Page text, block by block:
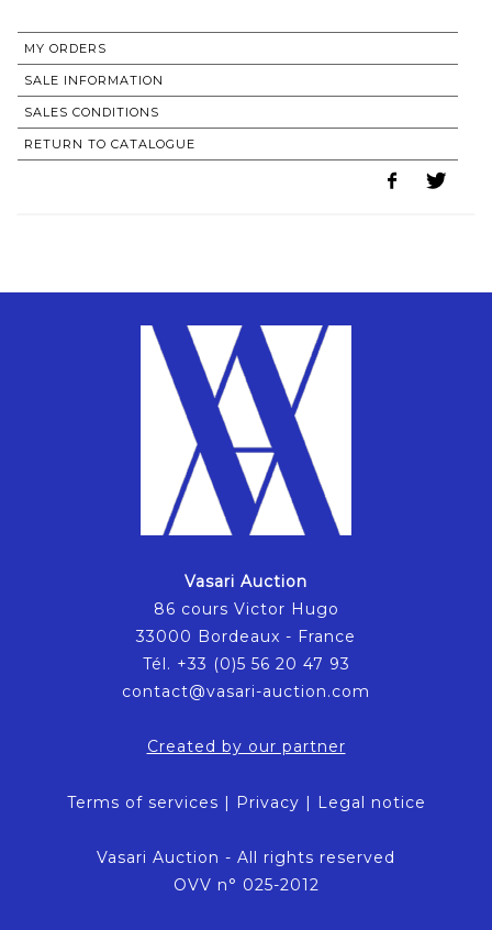
MY ORDERS
SALE INFORMATION
SALES CONDITIONS
RETURN TO CATALOGUE
Vasari Auction
86 cours Victor Hugo
33000 Bordeaux - France
Tél. +33 (0)5 56 20 47 93
contact@vasari-auction.com
Created by our partner
Terms of services | Privacy | Legal notice
Vasari Auction - All rights reserved
OVV n° 025-2012